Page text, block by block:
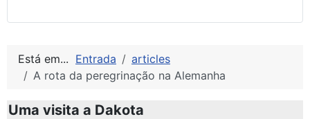
Está em... Entrada
articles
A rota da peregrinação na Alemanha
Uma visita a Dakota